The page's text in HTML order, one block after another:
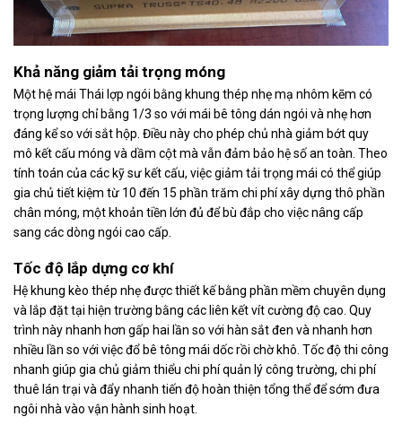
Khả năng giảm tải trọng móng
Một hệ mái Thái lợp ngói bằng khung thép nhẹ mạ nhôm kẽm có
trọng lượng chỉ bằng 1/3 so với mái bê tông dán ngói và nhẹ hơn
đáng kể so với sắt hộp. Điều này cho phép chủ nhà giảm bớt quy
mô kết cấu móng và dầm cột mà vẫn đảm bảo hệ số an toàn. Theo
tính toán của các kỹ sư kết cấu, việc giảm tải trọng mái có thể giúp
gia chủ tiết kiệm từ 10 đến 15 phần trăm chi phí xây dựng thô phần
chân móng, một khoản tiền lớn đủ để bù đắp cho việc nâng cấp
sang các dòng ngói cao cấp.
Tốc độ lắp dựng cơ khí
Hệ khung kèo thép nhẹ được thiết kế bằng phần mềm chuyên dụng
và lắp đặt tại hiện trường bằng các liên kết vít cường độ cao. Quy
trình này nhanh hơn gấp hai lần so với hàn sắt đen và nhanh hơn
nhiều lần so với việc đổ bê tông mái dốc rồi chờ khô. Tốc độ thi công
nhanh giúp gia chủ giảm thiểu chi phí quản lý công trường, chi phí
thuê lán trại và đẩy nhanh tiến độ hoàn thiện tổng thể để sớm đưa
ngôi nhà vào vận hành sinh hoạt.